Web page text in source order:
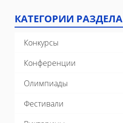
КАТЕГОРИИ РАЗДЕЛА
Конкурсы
Конференции
Олимпиады
Фестивали